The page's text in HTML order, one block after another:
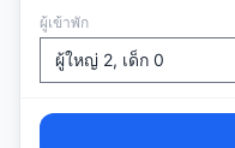
ผู้เข้าพัก